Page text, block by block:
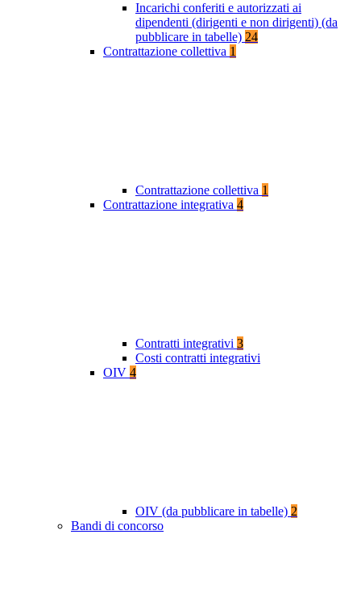
Incarichi conferiti e autorizzati ai
dipendenti (dirigenti e non dirigenti) (da
pubblicare in tabelle) 24
Contrattazione collettiva 1
Contrattazione collettiva 1
Contrattazione integrativa 4
Contratti integrativi 3
Costi contratti integrativi
OIV 4
OIV (da pubblicare in tabelle) 2
Bandi di concorso